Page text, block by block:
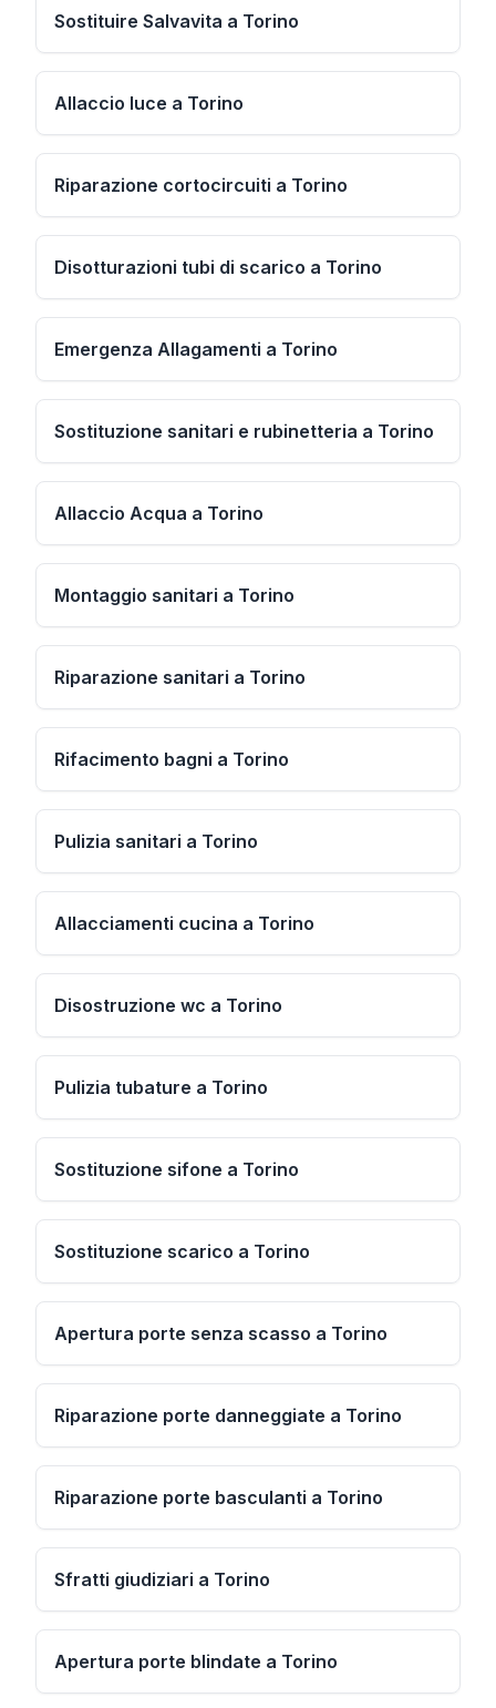
Sostituire Salvavita a Torino
Allaccio luce a Torino
Riparazione cortocircuiti a Torino
Disotturazioni tubi di scarico a Torino
Emergenza Allagamenti a Torino
Sostituzione sanitari e rubinetteria a Torino
Allaccio Acqua a Torino
Montaggio sanitari a Torino
Riparazione sanitari a Torino
Rifacimento bagni a Torino
Pulizia sanitari a Torino
Allacciamenti cucina a Torino
Disostruzione wc a Torino
Pulizia tubature a Torino
Sostituzione sifone a Torino
Sostituzione scarico a Torino
Apertura porte senza scasso a Torino
Riparazione porte danneggiate a Torino
Riparazione porte basculanti a Torino
Sfratti giudiziari a Torino
Apertura porte blindate a Torino